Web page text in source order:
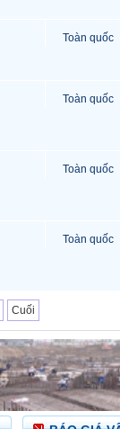
Toàn quốc
Toàn quốc
Toàn quốc
Toàn quốc
Cuối